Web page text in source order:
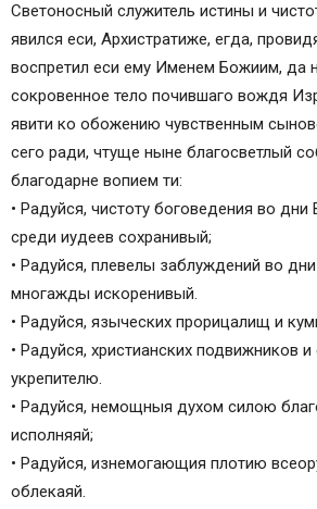
Светоносный служитель истины и
явился еси, Архистратиже, егда,
воспретил еси ему Именем Божиим, да
сокровенное тело почившаго вождя
явити ко обожению чувственным
сего ради, чтуще ныне благосветлый
благодарне вопием ти:
• Радуйся, чистоту боговедения во дни
среди иудеев сохранивый;
• Радуйся, плевелы заблуждений во
многажды искоренивый.
• Радуйся, языческих прорицалищ и
• Радуйся, христианских подвижников и
укрепителю.
• Радуйся, немощныя духом силою
исполняяй;
• Радуйся, изнемогающия плотию
облекаяй.